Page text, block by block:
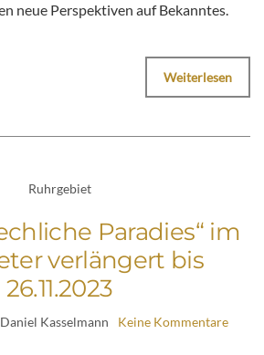
neue Perspektiven auf Bekanntes.
Weiterlesen
Ruhrgebiet
Paradies“ im
verlängert bis
26.11.2023
Kasselmann Keine Kommentare